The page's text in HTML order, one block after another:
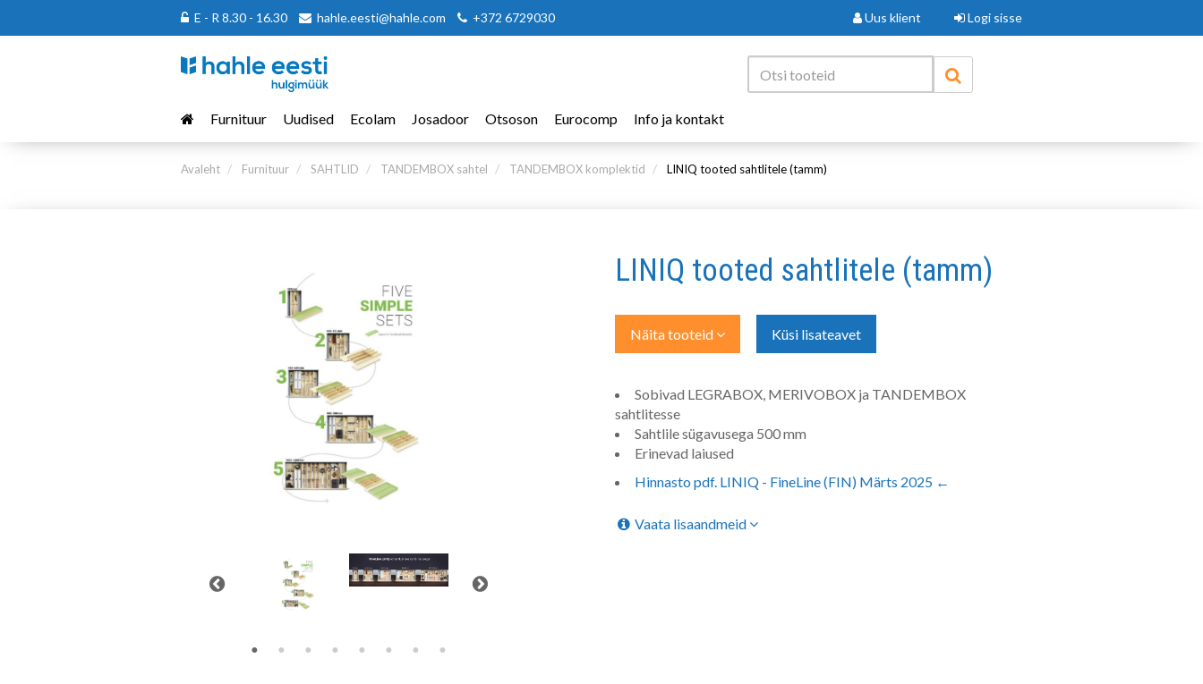
E - R 8.30 - 16.30 hahle.eesti@hahle.com +372 6729030 Uus klient Logi sisse
Furnituur Uudised Ecolam Josadoor Otsoson Eurocomp Info ja kontakt
Avaleht Furnituur SAHTLID TANDEMBOX sahtel TANDEMBOX komplektid LINIQ tooted sahtlitele (tamm)
LINIQ tooted sahtlitele (tamm)
Näita tooteid Küsi lisateavet
Sobivad LEGRABOX, MERIVOBOX ja TANDEMBOX
sahtlitesse
Sahtlile sügavusega 500 mm
Erinevad laiused
Hinnasto pdf. LINIQ - FineLine (FIN) Märts 2025 ←
Vaata lisaandmeid